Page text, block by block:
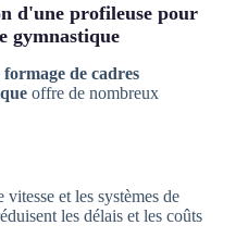
d'une profileuse pour
gymnastique
de cadres
offre de nombreux
et les systèmes de
les délais et les coûts